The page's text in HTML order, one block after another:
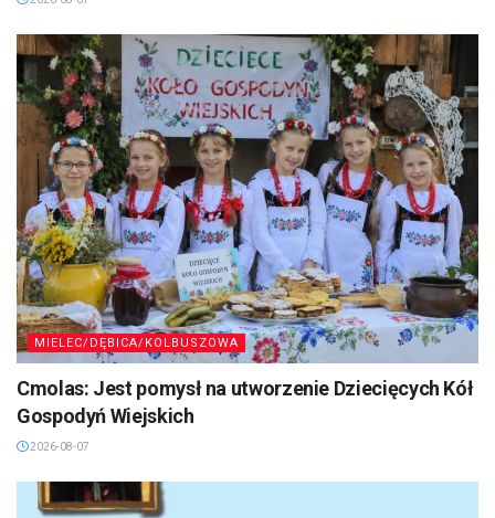
MIELEC/DĘBICA/KOLBUSZOWA
Cmolas: Jest pomysł na utworzenie Dziecięcych Kół
Gospodyń Wiejskich
2026-08-07